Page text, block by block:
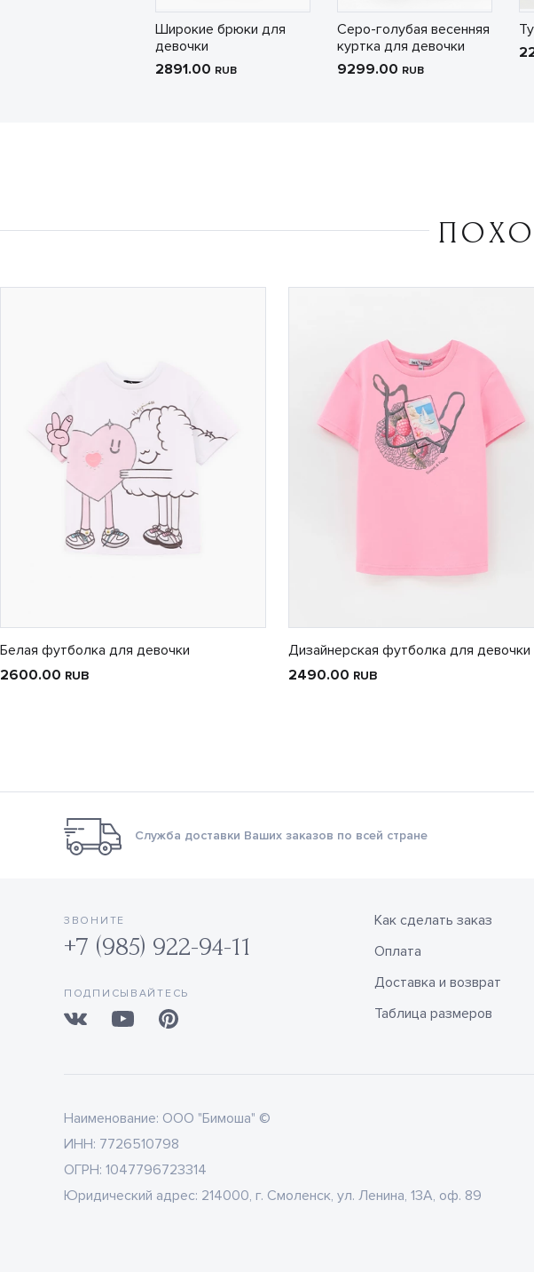
Широкие брюки для
девочки
2891.00 RUB
Серо-голубая весенняя
куртка для девочки
9299.00 RUB
Белая футболка для девочки
2600.00 RUB
Дизайнерская футболка для девочки
2490.00 RUB
Служба доставки Ваших заказов по всей стране
ЗВОНИТЕ
+7 (985) 922-94-11
ПОДПИСЫВАЙТЕСЬ
Как сделать заказ
Оплата
Доставка и возврат
Таблица размеров
Наименование: ООО "Бимоша" ©
ИНН: 7726510798
ОГРН: 1047796723314
Юридический адрес: 214000, г. Смоленск, ул. Ленина, 13А, оф. 89